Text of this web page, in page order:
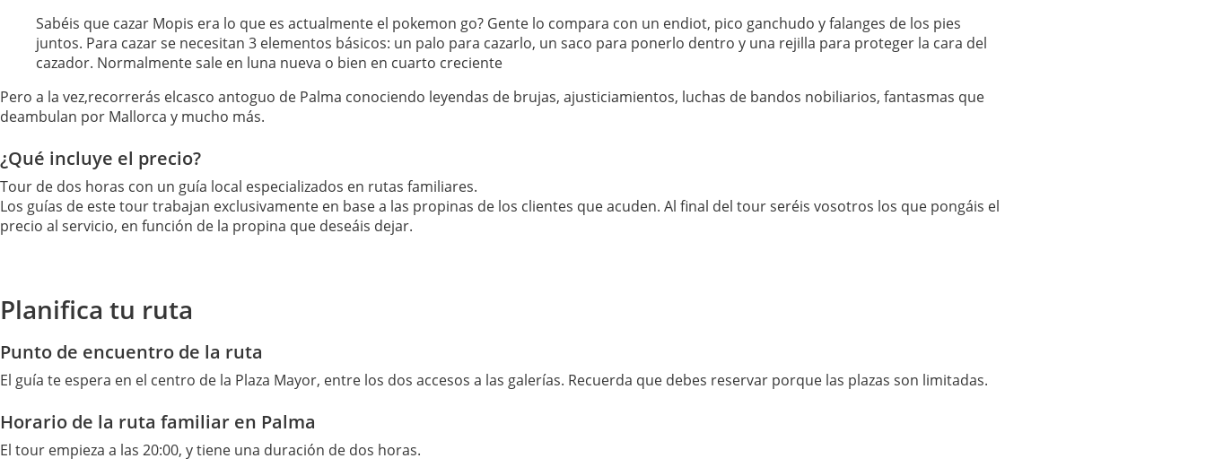
Sabéis que cazar Mopis era lo que es actualmente el pokemon go? Gente lo compara con un endiot, pico ganchudo y falanges de los pies
juntos. Para cazar se necesitan 3 elementos básicos: un palo para cazarlo, un saco para ponerlo dentro y una rejilla para proteger la cara del
cazador. Normalmente sale en luna nueva o bien en cuarto creciente
Pero a la vez,recorrerás elcasco antoguo de Palma conociendo leyendas de brujas, ajusticiamientos, luchas de bandos nobiliarios, fantasmas que
deambulan por Mallorca y mucho más.
¿Qué incluye el precio?
Tour de dos horas con un guía local especializados en rutas familiares.
Los guías de este tour trabajan exclusivamente en base a las propinas de los clientes que acuden. Al final del tour seréis vosotros los que pongáis el
precio al servicio, en función de la propina que deseáis dejar.
Planifica tu ruta
Punto de encuentro de la ruta
El guía te espera en el centro de la Plaza Mayor, entre los dos accesos a las galerías. Recuerda que debes reservar porque las plazas son limitadas.
Horario de la ruta familiar en Palma
El tour empieza a las 20:00, y tiene una duración de dos horas.